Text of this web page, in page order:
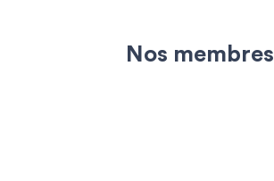
Nos membres